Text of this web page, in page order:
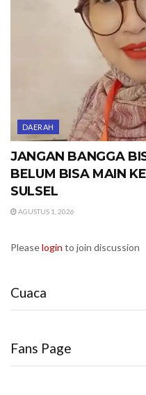
DAERAH
JANGAN BANGGA
BELUM BISA MAIN
SULSEL
AGUSTUS 1, 2026
Pleaselogin to join discussion
Cuaca
Fans Page